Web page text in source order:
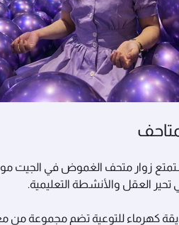
زوار متحف الغموض في الجيت مول
تحير العقل والأنشطة التعليمية.
كهرماء للتوعية تضم مجموعة من